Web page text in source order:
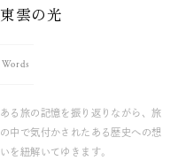
東雲の光
Words
ある旅の記憶を振り返りながら、旅
の中で気付かされたある歴史への想
いを紐解いてゆきます。